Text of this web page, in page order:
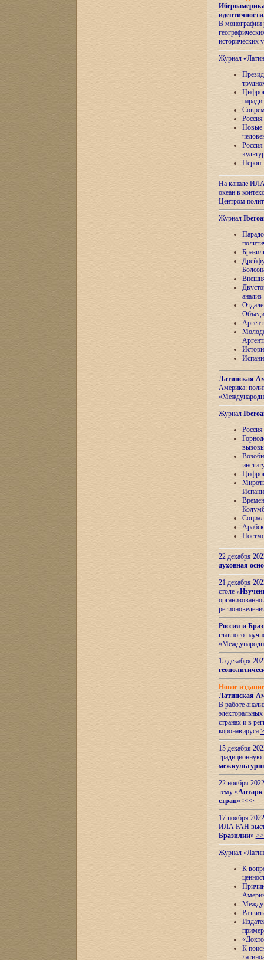
идентичности
В монографии
исторических
Журнал
Новые
Перон:
На канале
океан в
Центром
Журнал
анализ
Латинская
Америка:
Журнал
22 декабря
духовная
21 декабря
столе
Россия и
главного
15 декабря
Новое
Латинская
В работе
странах и в
коронавируса
15 декабря
22 ноября
тему «
стран» >>>
17 ноября
ИЛА РАН
Бразилии»
Журнал
К
К